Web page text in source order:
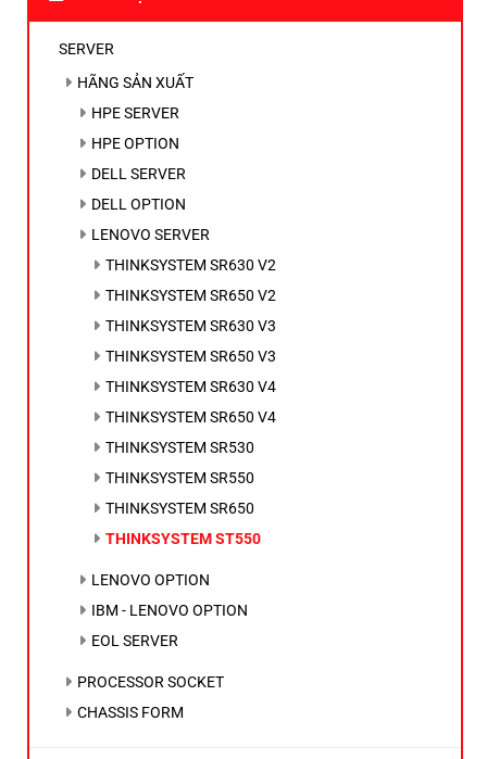
SERVER
HÃNG SẢN XUẤT
HPE SERVER
HPE OPTION
DELL SERVER
DELL OPTION
LENOVO SERVER
THINKSYSTEM SR630 V2
THINKSYSTEM SR650 V2
THINKSYSTEM SR630 V3
THINKSYSTEM SR650 V3
THINKSYSTEM SR630 V4
THINKSYSTEM SR650 V4
THINKSYSTEM SR530
THINKSYSTEM SR550
THINKSYSTEM SR650
THINKSYSTEM ST550
LENOVO OPTION
IBM - LENOVO OPTION
EOL SERVER
PROCESSOR SOCKET
CHASSIS FORM